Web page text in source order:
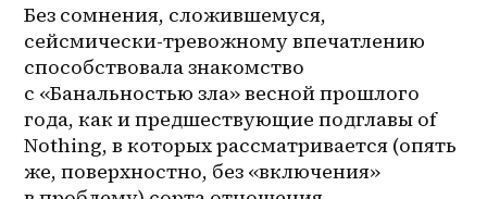
Без сомнения, сложившемуся,
сейсмически-тревожному впечатлению
способствовала знакомство
с «Банальностью зла» весной прошлого
года, как и предшествующие подглавы of
Nothing, в которых рассматривается (опять
же, поверхностно, без «включения»